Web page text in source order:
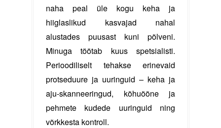
naha peal üle kogu keha ja
hiiglaslikud kasvajad nahal
alustades puusast kuni põlveni.
Minuga töötab kuus spetsialisti.
Perioodiliselt tehakse erinevaid
protseduure ja uuringuid – keha ja
aju-skanneeringud, kõhuõõne ja
pehmete kudede uuringuid ning
võrkkesta kontroll.